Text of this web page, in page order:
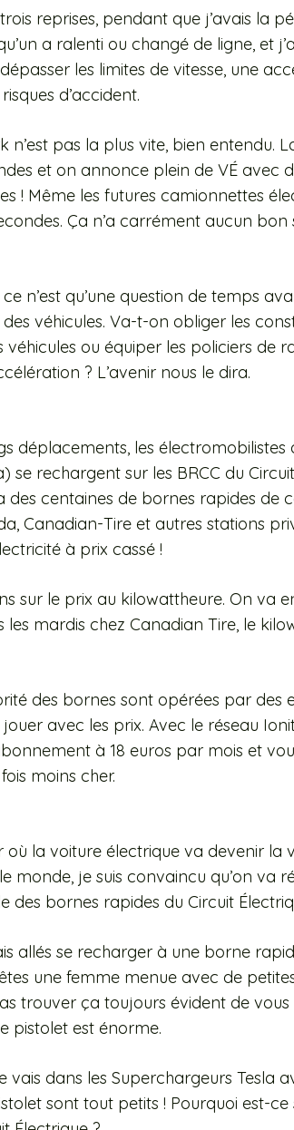
reprises, pendant que j’avais la
a ralenti ou changé de ligne, et
les limites de vitesse, une
d’accident.
n’est pas la plus vite, bien entendu.
et on annonce plein de VÉ avec
! Même les futures camionnettes
Ça n’a carrément aucun bon
n’est qu’une question de temps
véhicules. Va-t-on obliger les
véhicules ou équiper les policiers de
? L’avenir nous le dira.
déplacements, les électromobilistes
se rechargent sur les BRCC du
des centaines de bornes rapides de
Canadian-Tire et autres stations
à prix cassé !
sur le prix au kilowattheure. On va
les mardis chez Canadian Tire, le
des bornes sont opérées par des
avec les prix. Avec le réseau
à 18 euros par mois et
moins cher.
où la voiture électrique va devenir la
monde, je suis convaincu qu’on va
des bornes rapides du Circuit
allés se recharger à une borne
une femme menue avec de
trouver ça toujours évident de
pistolet est énorme.
vais dans les Superchargeurs Tesla
sont tout petits ! Pourquoi est-ce